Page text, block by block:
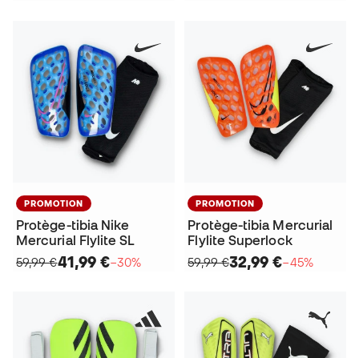
PROMOTION
Protège-tibia Nike
Mercurial Flylite SL
59,99 €41,99 €−30%
PROMOTION
Protège-tibia Mercurial
Flylite Superlock
59,99 €32,99 €−45%